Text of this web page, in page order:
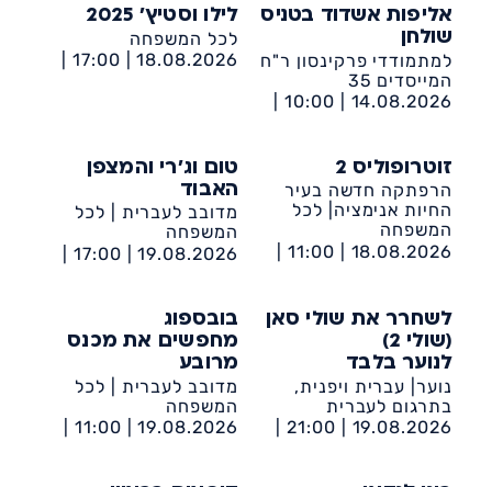
אליפות אשדוד בטניס
שולחן
למתמודדי פרקינסון ר"ח
המייסדים 35
14.08.2026 |
10:00 |
לילו וסטיץ' 2025
לכל המשפחה
18.08.2026 |
17:00 |
זוטרופוליס 2
הרפתקה חדשה בעיר
החיות אנימציה| לכל
המשפחה
18.08.2026 |
11:00 |
טום וג'רי והמצפן
האבוד
מדובב לעברית | לכל
המשפחה
19.08.2026 |
17:00 |
לשחרר את שולי סאן
(שולי 2)
לנוער בלבד
נוער| עברית ויפנית,
בתרגום לעברית
19.08.2026 |
21:00 |
בובספוג
מחפשים את מכנס
מרובע
מדובב לעברית | לכל
המשפחה
19.08.2026 |
11:00 |